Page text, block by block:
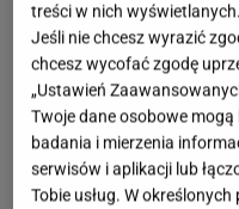
treści w nich
Jeśli nie chcesz wyrazić
chcesz wycofać zgodę
„Ustawień
Twoje dane osobowe
badania i mierzenia
serwisów i aplikacji lub
Tobie usług. W